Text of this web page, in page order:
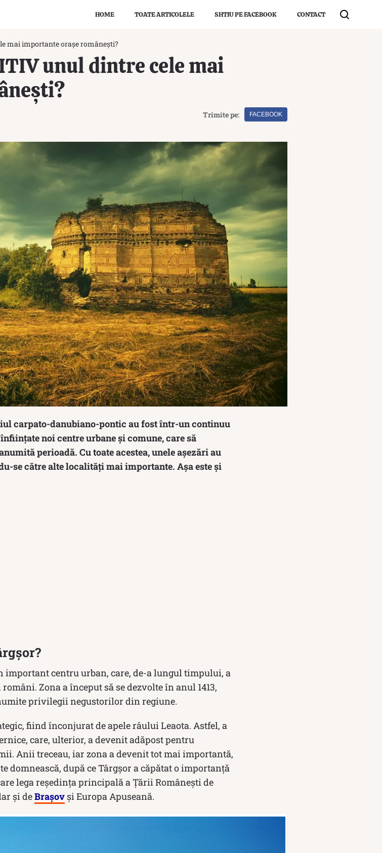
HOME TOATE ARTICOLELE SHTIU PE FACEBOOK CONTACT
mai importante orașe românești?
unul dintre cele mai
Trimite pe: FACEBOOK
carpato-danubiano-pontic au fost într-un continuu
noi centre urbane și comune, care să
perioadă. Cu toate acestea, unele așezări au
se către alte localități mai importante. Așa este și
important centru urban, care, de-a lungul timpului, a
Zona a început să se dezvolte în anul 1413,
privilegii negustorilor din regiune.
fiind înconjurat de apele râului Leaota. Astfel, a
care, ulterior, a devenit adăpost pentru
Anii treceau, iar zona a devenit tot mai importantă,
domnească, după ce Târgşor a căpătat o importanţă
lega reşedinţa principală a Ţării Româneşti de
şi deBraşov şi Europa Apuseană.